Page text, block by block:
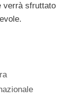
verrà sfruttato